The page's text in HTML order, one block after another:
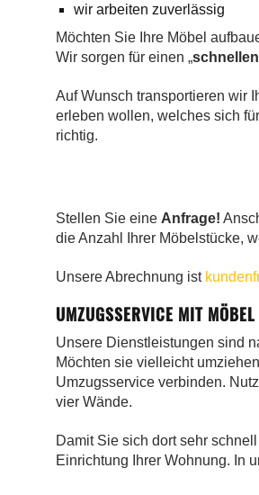
wir arbeiten zuverlässig
Möchten Sie Ihre Möbel
Wir sorgen für einen „
Auf Wunsch transportieren wir
erleben wollen, welches sich
richtig.
Stellen Sie eine Anfrage!
die Anzahl Ihrer Möbelstücke,
Unsere Abrechnung ist
UMZUGSSERVICE MIT
Unsere Dienstleistungen sind
Möchten sie vielleicht
Umzugsservice verbinden.
vier Wände.
Damit Sie sich dort sehr
Einrichtung Ihrer Wohnung. In